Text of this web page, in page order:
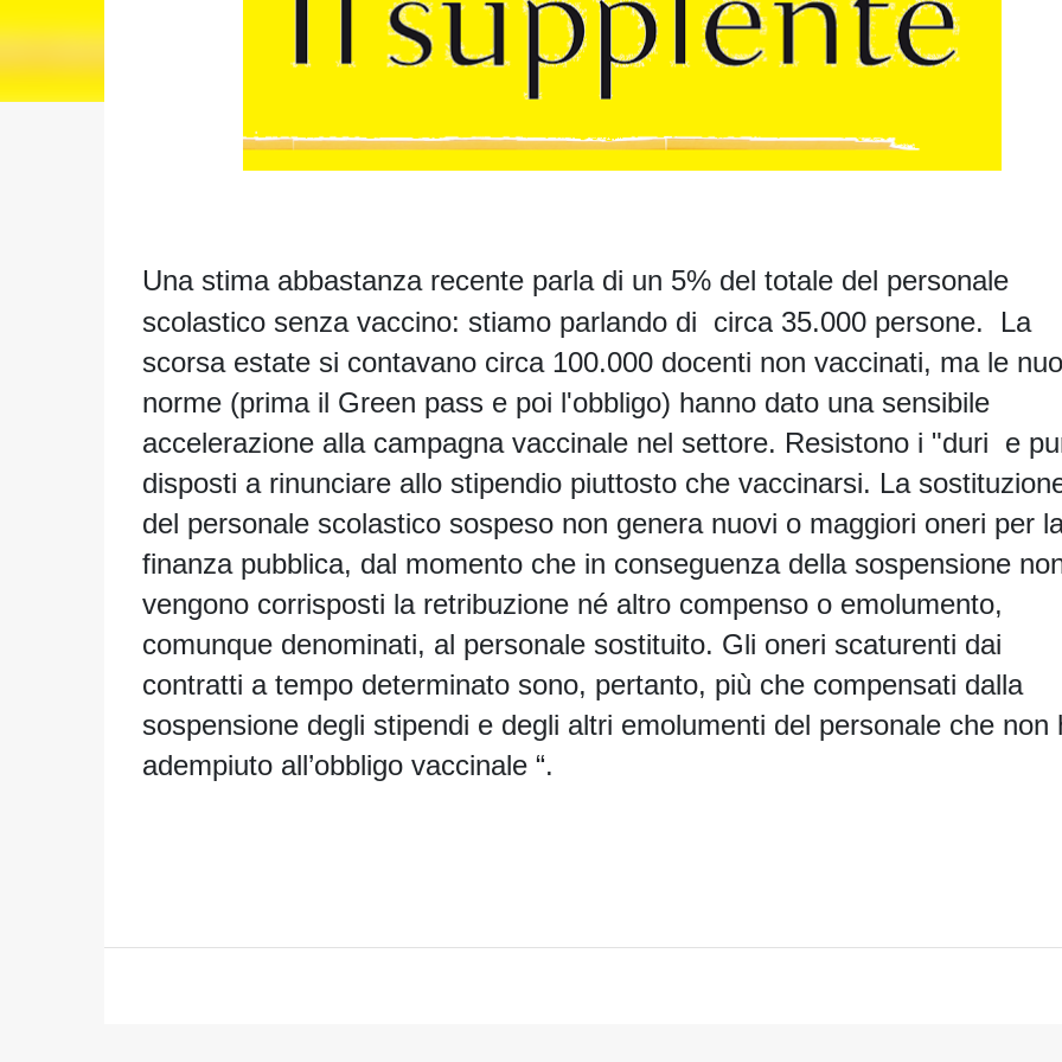
Una stima abbastanza recente parla di un 5% del totale del personale
scolastico senza vaccino: stiamo parlando di circa 35.000 persone.
La
scorsa estate si contavano circa 100.000 docenti non vaccinati, ma le
norme (prima il Green pass e poi l'obbligo) hanno dato una sensibile
accelerazione alla campagna vaccinale nel settore. Resistono i "duri e
disposti a rinunciare allo stipendio piuttosto che vaccinarsi. La
del personale scolastico sospeso non genera nuovi o maggiori oneri per
finanza pubblica, dal momento che in conseguenza della sospensione
vengono corrisposti la retribuzione né altro compenso o emolumento,
comunque denominati, al personale sostituito. Gli oneri scaturenti dai
contratti a tempo determinato sono, pertanto, più che compensati dalla
sospensione degli stipendi e degli altri emolumenti del personale che non
adempiuto all’obbligo vaccinale“.